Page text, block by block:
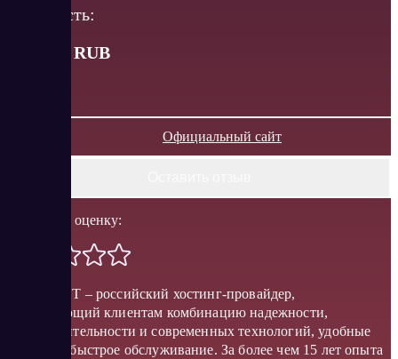
Стоимость:
RUB
Официальный сайт
Поставить оценку:
LITE.HOST – российский хостинг-провайдер,
предлагающий клиентам комбинацию надежности,
производительности и современных технологий, удобные
тарифы и быстрое обслуживание. За более чем 15 лет опыта